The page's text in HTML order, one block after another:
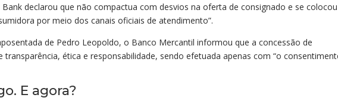
declarou que não compactua com desvios na oferta de consignado e se colocou
por meio dos canais oficiais de atendimento”.
de Pedro Leopoldo, o Banco Mercantil informou que a concessão de
transparência, ética e responsabilidade, sendo efetuada apenas com “o
E agora?